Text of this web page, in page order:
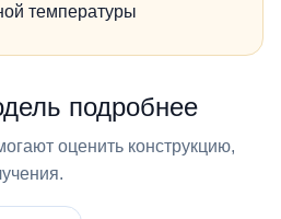
температуры
подробнее
оценить конструкцию,